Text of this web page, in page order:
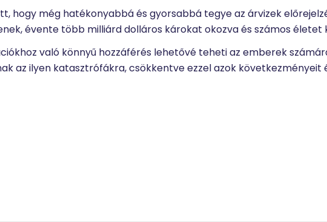
hogy még hatékonyabbá és gyorsabbá tegye az árvizek
évente több milliárd dolláros károkat okozva és számos életet
való könnyű hozzáférés lehetővé teheti az emberek
az ilyen katasztrófákra, csökkentve ezzel azok következményeit